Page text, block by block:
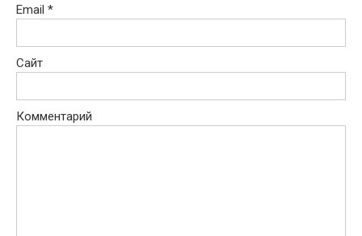
Email *
Сайт
Комментарий